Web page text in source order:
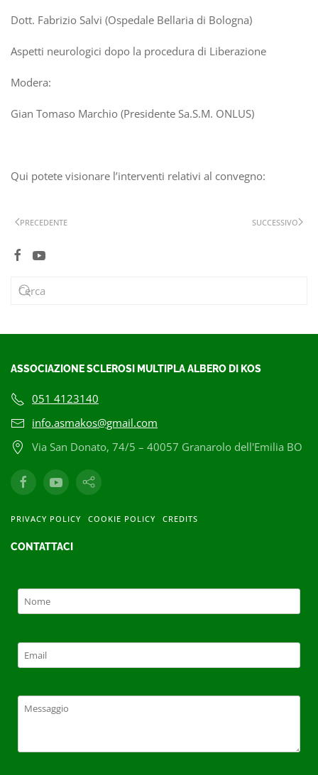
Dott. Fabrizio Salvi (Ospedale Bellaria di Bologna)
Aspetti neurologici dopo la procedura di Liberazione
Modera:
Gian Tomaso Marchio (Presidente Sa.S.M. ONLUS)
Qui potete visionare l’interventi relativi al convegno:
PRECEDENTE SUCCESSIVO
ASSOCIAZIONE SCLEROSI MULTIPLA ALBERO DI KOS
051 4123140
info.asmakos@gmail.com
Via San Donato, 74/5 – 40057 Granarolo dell'Emilia BO
PRIVACY POLICY COOKIE POLICY CREDITS
CONTATTACI